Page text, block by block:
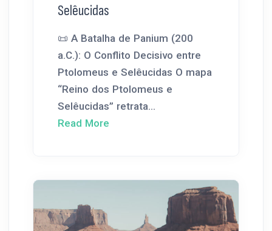
Selêucidas
📜 A Batalha de Panium (200
a.C.): O Conflito Decisivo entre
Ptolomeus e Selêucidas O mapa
“Reino dos Ptolomeus e
Selêucidas” retrata...
Read More